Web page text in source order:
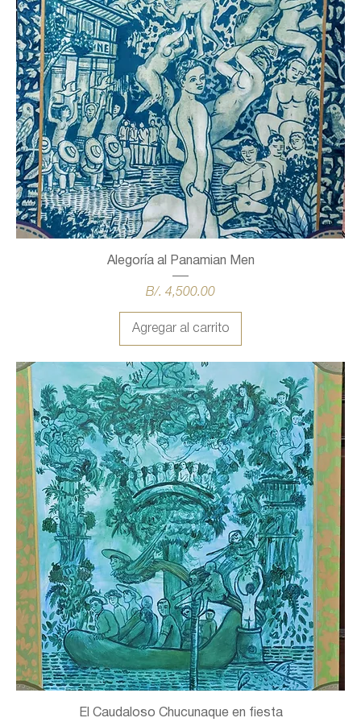
Alegoría al Panamian Men
Precio
B/. 4,500.00
Agregar al carrito
El Caudaloso Chucunaque en fiesta